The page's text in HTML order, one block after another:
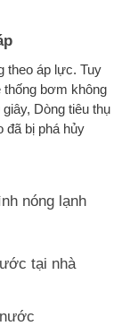
theo áp lực. Tuy
bơm không
Dòng tiêu thụ
đã bị phá hủy
nóng lạnh
tại nhà